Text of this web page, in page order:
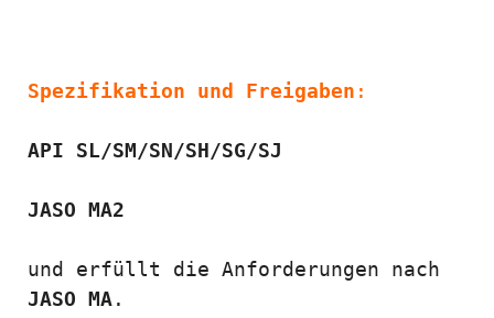
Spezifikation und Freigaben :
API SL/SM/SN/SH/SG/SJ
JASO MA2
JASO MA.